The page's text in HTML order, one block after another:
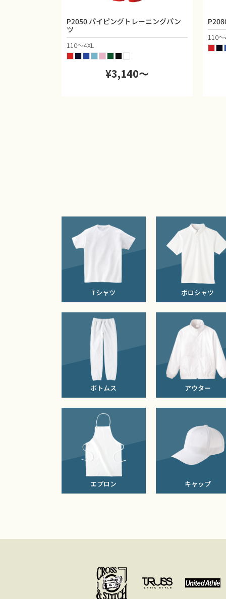
P2050 パイピングトレーニングパン
ツ
110〜4XL
¥3,140〜
110
Tシャツ ポロシャツ
ボトムス アウター
エプロン キャップ